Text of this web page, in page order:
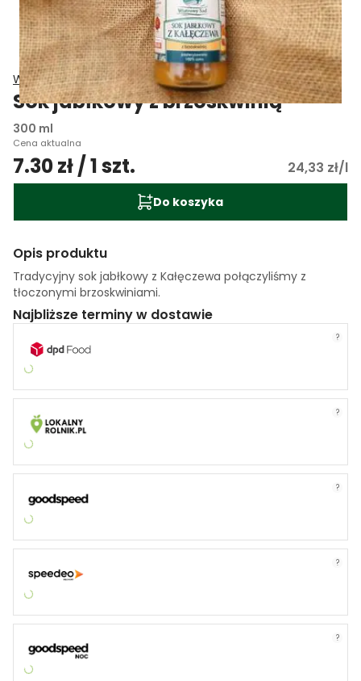
Wiatrowy Sad Grażyna Wiatr
Sok jabłkowy z brzoskwinią
300 ml
Cena aktualna
7.30 zł / 1 szt. 24,33 zł/l
Do koszyka
Opis produktu
Tradycyjny sok jabłkowy z Kałęczewa połączyliśmy z
tłoczonymi brzoskwiniami.
Najbliższe terminy w dostawie
?
?
?
?
?